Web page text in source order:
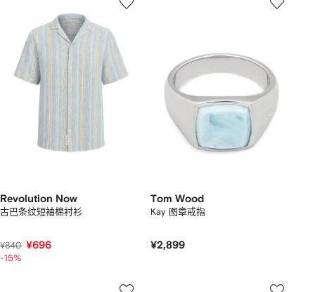
Revolution Now
古巴条纹短袖棉衬衫
¥840 ¥696
-15%
Tom Wood
Kay 图章戒指
¥2,899